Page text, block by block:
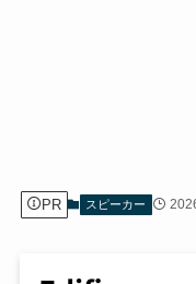
PR スピーカー